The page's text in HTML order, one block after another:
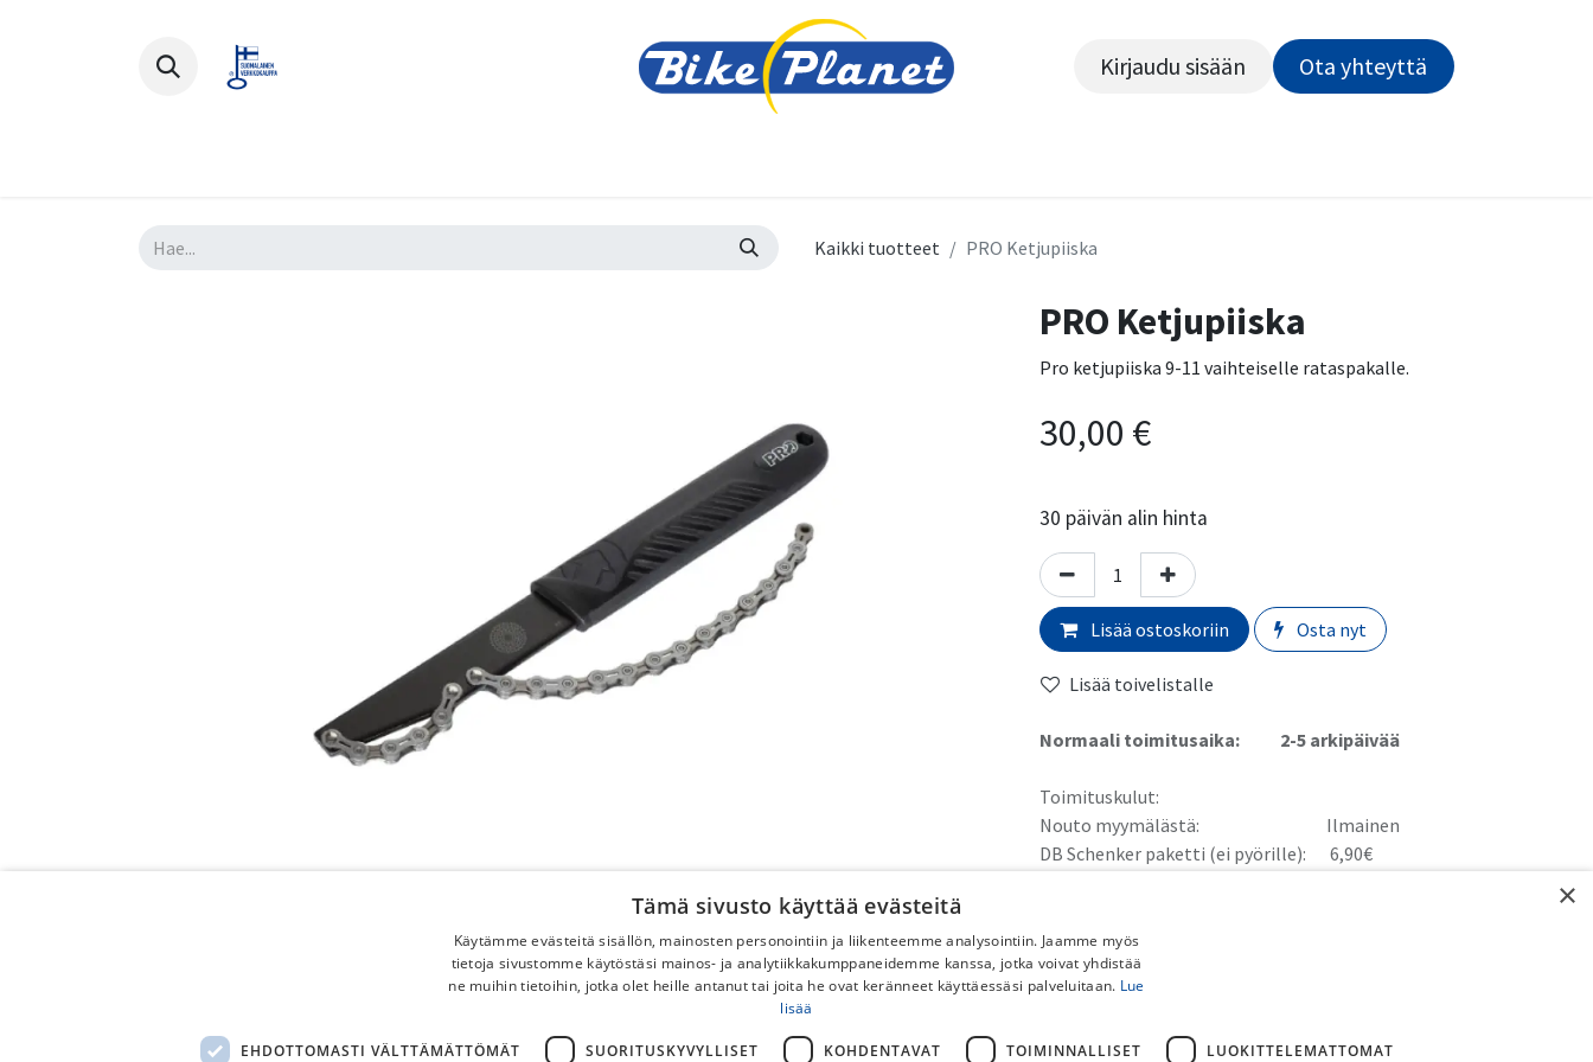
Kirjaudu sisään Ota yhteyttä​​​​​​
Kaikki tuotteet PRO Ketjupiiska
PRO Ketjupiiska
Pro ketjupiiska 9-11 vaihteiselle rataspakalle.
30,00 €
30 päivän alin hinta
Lisää ostoskoriin Osta nyt
Lisää toivelistalle
Normaali toimitusaika: ​​​2-5 arkipäivää
Toimituskulut:
Nouto myymälästä:
​​​​​Ilmainen
DB Schenker paketti (ei pyörille):
​​​​​​​​6,90€
pyörille).
Pyörän kotiinkuljetus:
×
Tämä sivusto käyttää evästeitä
Käytämme evästeitä sisällön, mainosten personointiin ja liikenteemme analysointiin. Jaamme myös
tietoja sivustomme käytöstäsi mainos- ja analytiikkakumppaneidemme kanssa, jotka voivat yhdistää
ne muihin tietoihin, jotka olet heille antanut tai joita he ovat keränneet käyttäessäsi palveluitaan. Lue
lisää
EHDOTTOMASTI VÄLTTÄMÄTTÖMÄT SUORITUSKYVYLLISET KOHDENTAVAT TOIMINNALLISET LUOKITTELEMATTOMAT